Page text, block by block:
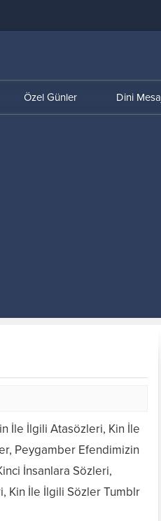
Özel Günler Dini
İle İlgili Atasözleri, Kin İle
Peygamber Efendimizin
İnsanlara Sözleri,
Kin İle İlgili Sözler Tumblr